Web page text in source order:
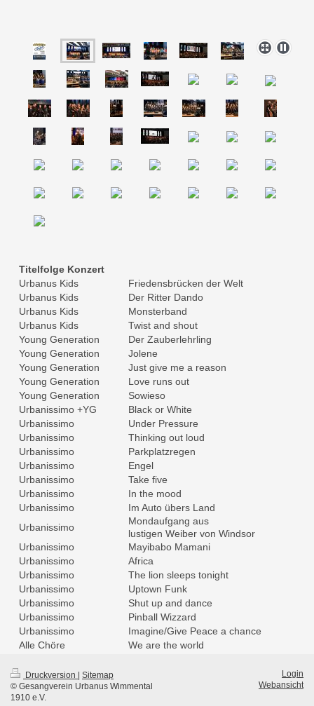
Titelfolge Konzert
Urbanus Kids
Friedensbrücken der Welt
Urbanus Kids
Der Ritter Dando
Urbanus Kids
Monsterband
Urbanus Kids
Twist and shout
Young Generation
Der Zauberlehrling
Young Generation
Jolene
Young Generation
Just give me a reason
Young Generation
Love runs out
Young Generation
Sowieso
Urbanissimo +YG
Black or White
Urbanissimo
Under Pressure
Urbanissimo
Thinking out loud
Urbanissimo
Parkplatzregen
Urbanissimo
Engel
Urbanissimo
Take five
Urbanissimo
In the mood
Urbanissimo
Im Auto übers Land
Urbanissimo
Mondaufgang aus
lustigen Weiber von Windsor
Urbanissimo
Mayibabo Mamani
Urbanissimo
Africa
Urbanissimo
The lion sleeps tonight
Urbanissimo
Uptown Funk
Urbanissimo
Shut up and dance
Urbanissimo
Pinball Wizzard
Urbanissimo
Imagine/Give Peace a chance
Alle Chöre
We are the world
Druckversion | Sitemap
© Gesangverein Urbanus Wimmental
1910 e.V.
Login
Webansicht